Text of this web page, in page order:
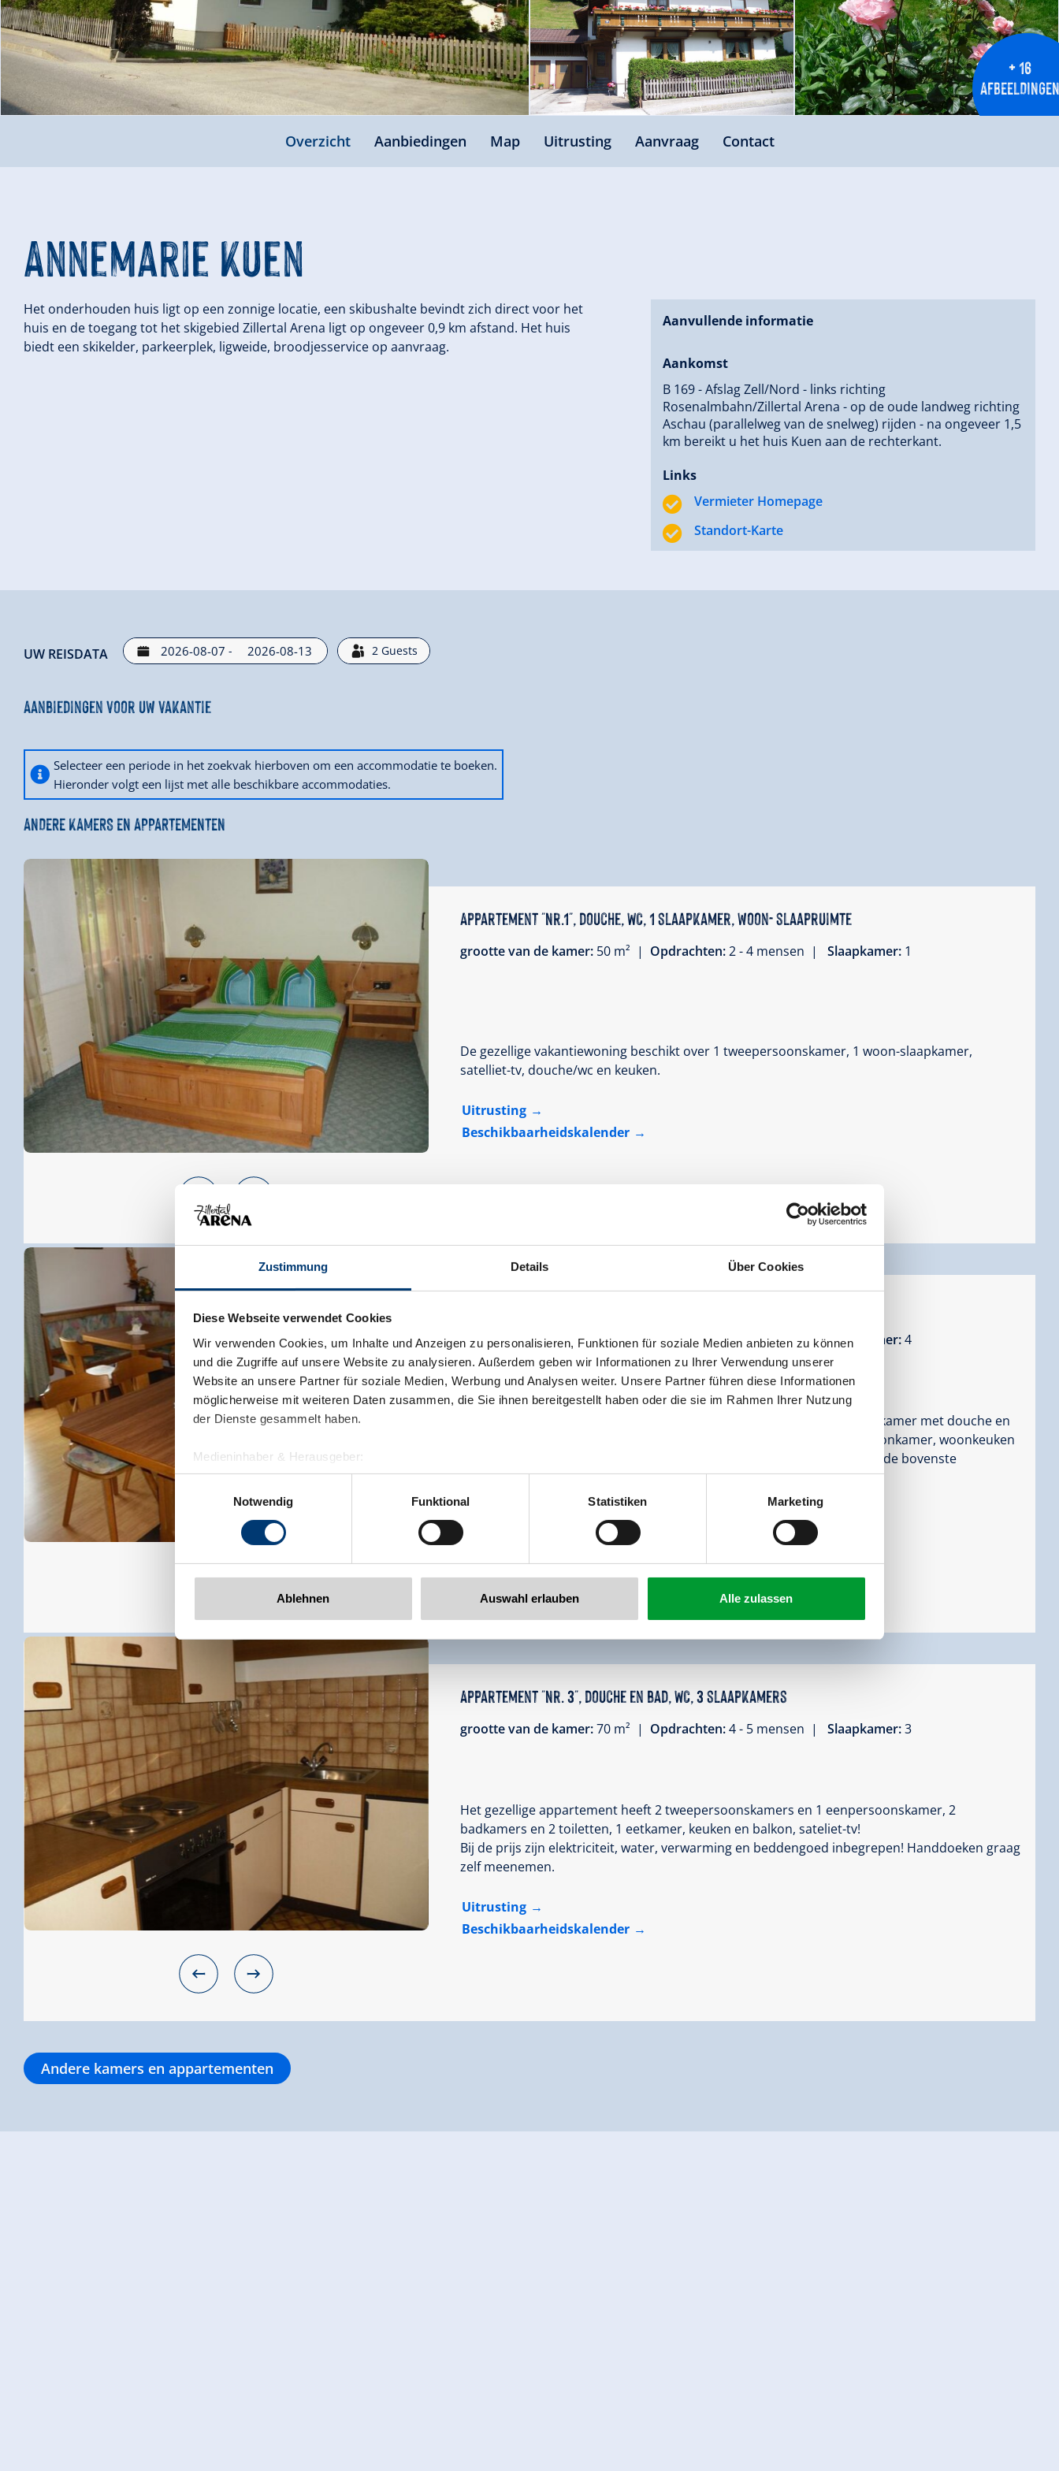
Zustimmung Details Über Cookies
Diese Webseite verwendet Cookies
Wir verwenden Cookies, um Inhalte und Anzeigen zu personalisieren, Funktionen für soziale Medien anbieten zu können
und die Zugriffe auf unsere Website zu analysieren. Außerdem geben wir Informationen zu Ihrer Verwendung unserer
Website an unsere Partner für soziale Medien, Werbung und Analysen weiter. Unsere Partner führen diese Informationen
möglicherweise mit weiteren Daten zusammen, die Sie ihnen bereitgestellt haben oder die sie im Rahmen Ihrer Nutzung
der Dienste gesammelt haben.
Medieninhaber & Herausgeber:
Zeller Bergbahnen Zillertal GmbH & Co KG
Rohr 23// A-6280 Zell am Ziller
www.zillertalarena.com
Einwilligungsauswahl
Notwendig
Funktional Statistiken Marketing
Ablehnen Auswahl erlauben Alle zulassen
+ 16
AFBEELDINGEN
Overzicht Aanbiedingen Map Uitrusting Aanvraag Contact
Annemarie Kuen
Het onderhouden huis ligt op een zonnige locatie, een skibushalte bevindt zich direct voor het
huis en de toegang tot het skigebied Zillertal Arena ligt op ongeveer 0,9 km afstand. Het huis
biedt een skikelder, parkeerplek, ligweide, broodjesservice op aanvraag.
Aanvullende informatie
Aankomst
B 169 - Afslag Zell/Nord - links richting
Rosenalmbahn/Zillertal Arena - op de oude landweg richting
Aschau (parallelweg van de snelweg) rijden - na ongeveer 1,5
km bereikt u het huis Kuen aan de rechterkant.
Links
Vermieter Homepage
Standort-Karte
UW REISDATA - 2 Guests
Aanbiedingen voor uw vakantie
Selecteer een periode in het zoekvak hierboven om een accommodatie te boeken.
Hieronder volgt een lijst met alle beschikbare accommodaties.
ANDERE KAMERS EN APPARTEMENTEN
Appartement "Nr.1", douche, WC, 1 slaapkamer, woon- slaapruimte
grootte van de kamer: 50 m² | Opdrachten:2 - 4 mensen | Slaapkamer: 1
De gezellige vakantiewoning beschikt over 1 tweepersoonskamer, 1 woon-slaapkamer,
satelliet-tv, douche/wc en keuken.
Uitrusting
Beschikbaarheidskalender
grootte van de kamer:90 m² |Opdrachten:7 - 8 mensen |Slaapkamer:4
De gezellige vakantiewoning beschikt over 1 dubbel- en 1 eenpersoonskamer met douche en
wc in de gang, 1 driekamer- en 1 dubbelkamer met douche en wc, 1 woonkamer, woonkeuken
met vaatwasser, sat-tv en balkon. Het betreft een "open" appartement, de bovenste
vakantiewoning is bereikbaar via de gang.
Beschikbaarheidskalender
Appartement "Nr. 3", douche en bad, WC, 3 slaapkamers
grootte van de kamer:70 m² | Opdrachten:4 - 5 mensen | Slaapkamer:3
Het gezellige appartement heeft 2 tweepersoonskamers en 1 eenpersoonskamer, 2
badkamers en 2 toiletten, 1 eetkamer, keuken en balkon, sateliet-tv!
Bij de prijs zijn elektriciteit, water, verwarming en beddengoed inbegrepen! Handdoeken graag
zelf meenemen.
Uitrusting
Beschikbaarheidskalender
Andere kamers en appartementen